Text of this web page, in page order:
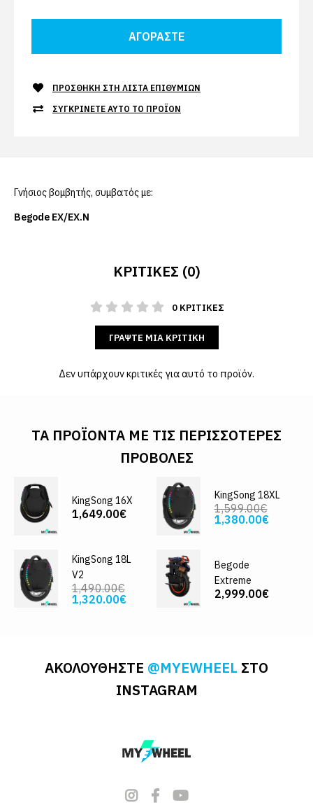
ΠΡΟΣΘΉΚΗ ΣΤΗ ΛΊΣΤΑ ΕΠΙΘΥΜΙΏΝ
ΣΥΓΚΡΊΝΕΤΕ ΑΥΤΌ ΤΟ ΠΡΟΪΌΝ
Γνήσιος βομβητής, συμβατός με:
Begode EX/EX.N
ΚΡΙΤΙΚΈΣ (0)
0 ΚΡΙΤΙΚΈΣ
ΓΡΆΨΤΕ ΜΙΑ ΚΡΙΤΙΚΉ
Δεν υπάρχουν κριτικές για αυτό το προϊόν.
ΤΑ ΠΡΟΪΌΝΤΑ ΜΕ ΤΙΣ ΠΕΡΙΣΣΌΤΕΡΕΣ
ΠΡΟΒΟΛΈΣ
KingSong 16X
1,649.00€
KingSong 18XL
1,599.00€
1,380.00€
KingSong 18L
V2
1,490.00€
1,320.00€
Begode
Extreme
2,999.00€
ΑΚΟΛΟΥΘΗΣΤΕ @MYEWHEEL ΣΤΟ
INSTAGRAM